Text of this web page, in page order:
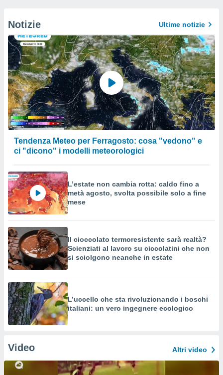
Notizie Ultime notizie
Tendenza Meteo per Ferragosto: cosa "vedono" e
ci "dicono" i modelli meteorologici
L’estate non cambia rotta: caldo fino a
metà agosto, svolta possibile solo a fine
mese
Il cioccolato termoresistente sarà realtà?
Scienziati al lavoro su ciccolatini che non
si sciolgono neanche in estate
L’uccello che sta rivoluzionando i boschi
italiani: un vero ingegnere ecologico
Video Altri video